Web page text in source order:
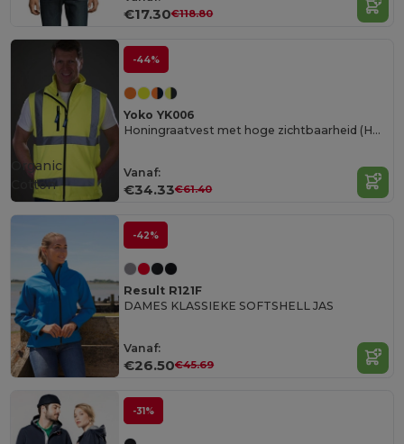
€17.30€118.80
-44%
Yoko YK006
Honingraatvest met hoge zichtbaarheid (HVW120)
Vanaf:
€34.33€61.40
Organic
Cotton
-42%
Result R121F
DAMES KLASSIEKE SOFTSHELL JAS
Vanaf:
€26.50€45.69
-31%